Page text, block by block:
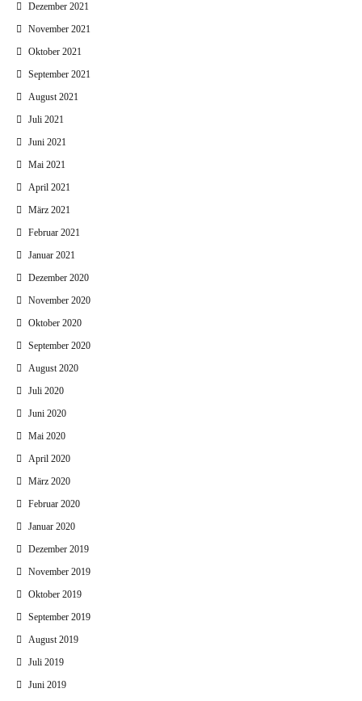
Dezember 2021
November 2021
Oktober 2021
September 2021
August 2021
Juli 2021
Juni 2021
Mai 2021
April 2021
März 2021
Februar 2021
Januar 2021
Dezember 2020
November 2020
Oktober 2020
September 2020
August 2020
Juli 2020
Juni 2020
Mai 2020
April 2020
März 2020
Februar 2020
Januar 2020
Dezember 2019
November 2019
Oktober 2019
September 2019
August 2019
Juli 2019
Juni 2019